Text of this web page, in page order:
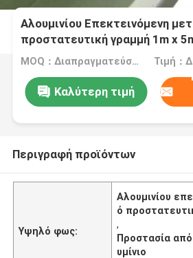
Αλουμινίου Επεκτεινόμενη
προστατευτική γραμμή 1m x
MOQ：Διαπραγματεύσιμα
Καλύτερη τιμή
Περιγραφή προϊόντων
Υψηλό φως:
Αλουμινίου
ό
,
Προστασία
υμίνιο